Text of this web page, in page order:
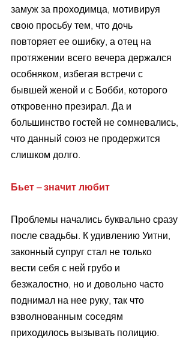
замуж за проходимца, мотивируя
свою просьбу тем, что дочь
повторяет ее ошибку, а отец на
протяжении всего вечера держался
особняком, избегая встречи с
бывшей женой и с Бобби, которого
откровенно презирал. Да и
большинство гостей не сомневались,
что данный союз не продержится
слишком долго.
Бьет – значит любит
Проблемы начались буквально сразу
после свадьбы. К удивлению Уитни,
законный супруг стал не только
вести себя с ней грубо и
безжалостно, но и довольно часто
поднимал на нее руку, так что
взволнованным соседям
приходилось вызывать полицию.